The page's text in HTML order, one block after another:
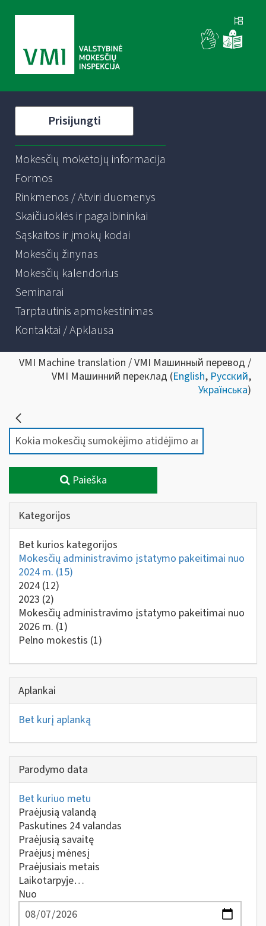
Prisijungti
Mokesčių mokėtojų informacija
Formos
Rinkmenos / Atviri duomenys
Skaičiuoklės ir pagalbininkai
Sąskaitos ir įmokų kodai
Mokesčių žinynas
Mokesčių kalendorius
Seminarai
Tarptautinis apmokestinimas
Kontaktai / Apklausa
VMI Machine translation / VMI Машинный перевод /
VMI Машинний переклад (English, Русский,
Українська)
Paieška
Kategorijos
Bet kurios kategorijos
Mokesčių administravimo įstatymo pakeitimai nuo
2024 m. (15)
2024 (12)
2023 (2)
Mokesčių administravimo įstatymo pakeitimai nuo
2026 m. (1)
Pelno mokestis (1)
Aplankai
Bet kurį aplanką
Parodymo data
Bet kuriuo metu
Praėjusią valandą
Paskutines 24 valandas
Praėjusią savaitę
Praėjusį mėnesį
Praėjusiais metais
Laikotarpyje…
Nuo